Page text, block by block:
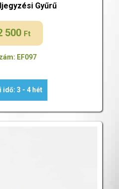
Gyűrű
500 Ft
EF097
idő: 3 - 4 hét